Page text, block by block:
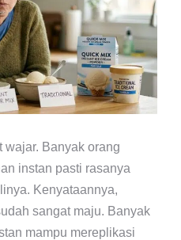
wajar. Banyak orang
instan pasti rasanya
Kenyataannya,
sangat maju. Banyak
mampu mereplikasi